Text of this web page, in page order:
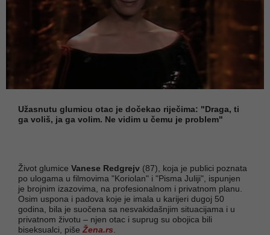
Užasnutu glumicu otac je dočekao riječima: "Draga, ti
ga voliš, ja ga volim. Ne vidim u čemu je problem"
Život glumice Vanese Redgrejv (87), koja je publici poznata
po ulogama u filmovima "Koriolan" i "Pisma Juliji", ispunjen
je brojnim izazovima, na profesionalnom i privatnom planu.
Osim uspona i padova koje je imala u karijeri dugoj 50
godina, bila je suočena sa nesvakidašnjim situacijama i u
privatnom životu – njen otac i suprug su obojica bili
biseksualci, piše Žena.rs